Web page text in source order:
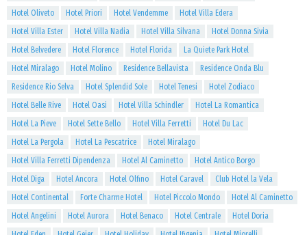
Hotel Oliveto
Hotel Priori Hotel Vendemme
Hotel Villa Edera
Hotel Villa Ester
Hotel Villa Nadia Hotel Villa Silvana
Hotel Donna Sivia
Hotel Belvedere
Hotel Florence Hotel Florida
La Quiete Park Hotel
Hotel Miralago
Hotel Molino Residence Bellavista
Residence Onda Blu
Residence Rio Selva
Hotel Splendid Sole Hotel Tenesi
Hotel Zodiaco
Hotel Belle Rive
Hotel Oasi Hotel Villa Schindler
Hotel La Romantica
Hotel La Pieve
Hotel Sette Bello Hotel Villa Ferretti
Hotel Du Lac
Hotel La Pergola
Hotel La Pescatrice
Hotel Miralago
Hotel Villa Ferretti Dipendenza
Hotel Al Caminetto
Hotel Antico Borgo
Hotel Diga
Hotel Ancora Hotel Olfino Hotel Caravel
Club Hotel la Vela
Hotel Continental
Forte Charme Hotel Hotel Piccolo Mondo
Hotel Al Caminetto
Hotel Angelini
Hotel Aurora Hotel Benaco Hotel Centrale
Hotel Doria